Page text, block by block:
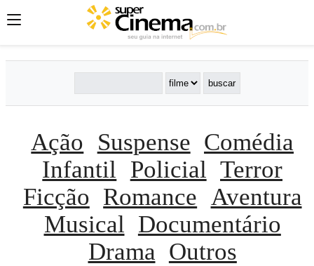
Ação Suspense Comédia
Infantil
Policial Terror
Ficção Romance Aventura
Musical
Documentário
Drama Outros